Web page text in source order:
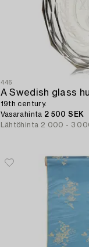
446
A Swedish glass
19th century.
Vasarahinta 2 500 SEK
Lähtöhinta 2 000 - 3